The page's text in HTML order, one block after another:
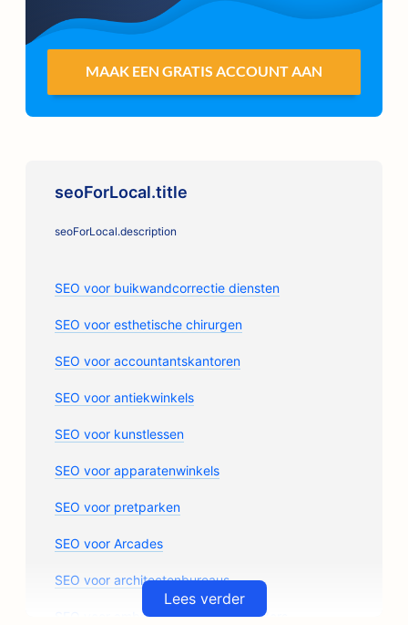
MAAK EEN GRATIS ACCOUNT AAN
seoForLocal.title
seoForLocal.description
SEO voor buikwandcorrectie diensten
SEO voor esthetische chirurgen
SEO voor accountantskantoren
SEO voor antiekwinkels
SEO voor kunstlessen
SEO voor apparatenwinkels
SEO voor pretparken
SEO voor Arcades
SEO voor architectenbureaus
SEO voor ambachtelijke koffiebranders
Lees verder